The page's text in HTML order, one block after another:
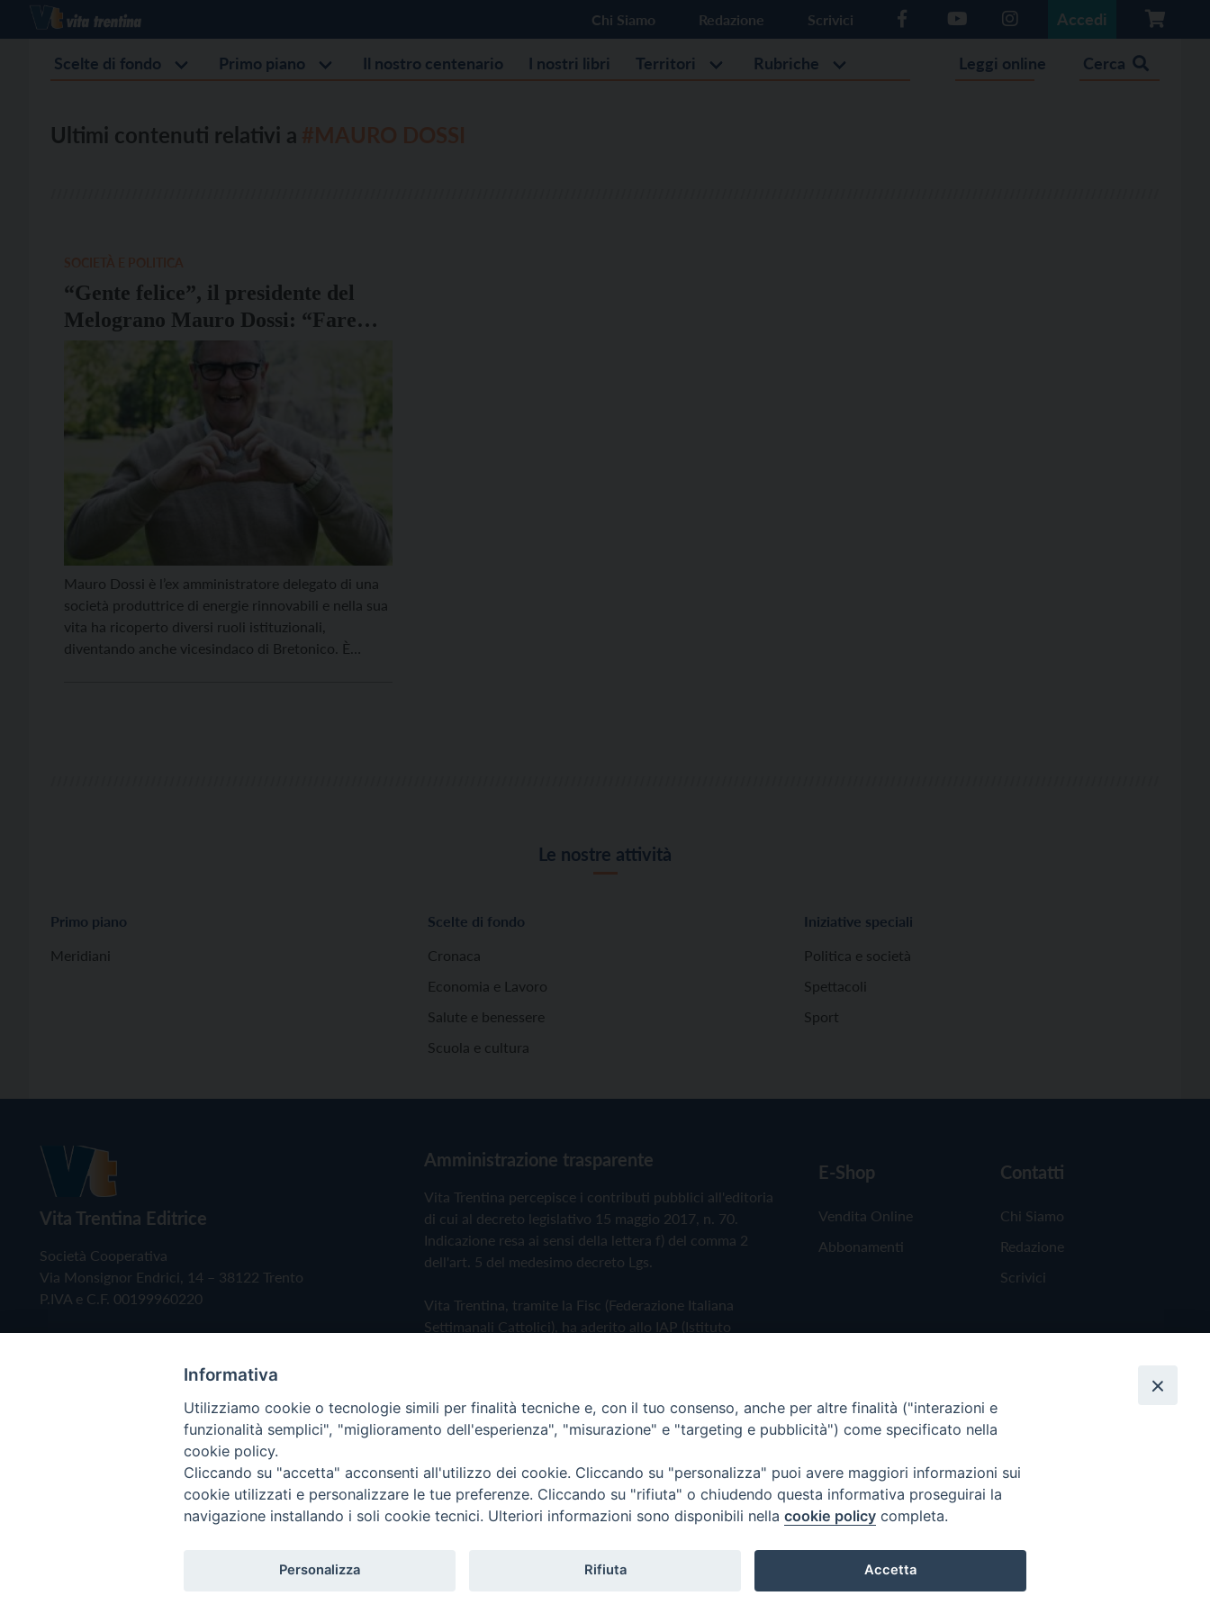
Chi Siamo Redazione Scrivici Accedi
Scelte di fondo Primo piano Il nostro centenario I nostri libri Territori Rubriche Leggi online Cerca
Ultimi contenuti relativi a
“Gente felice”, il presidente del
Melograno Mauro Dossi: “Fare
volontariato mi fa vivere in modo
diverso, ma possibile”
Mauro Dossi è l’ex amministratore delegato di una
società produttrice di energie rinnovabili e nella sua
vita ha ricoperto diversi ruoli istituzionali,
diventando anche vicesindaco di Bretonico. È
Le nostre attività
Primo piano
Meridiani
Scelte di fondo
Cronaca
Economia e Lavoro
Salute e benessere
Scuola e cultura
Iniziative speciali
Politica e società
Spettacoli
Sport
Vita Trentina Editrice
Società Cooperativa
Via Monsignor Endrici, 14 – 38122 Trento
P.IVA e C.F. 00199960220
Amministrazione trasparente
Vita Trentina percepisce i contributi pubblici all'editoria
di cui al decreto legislativo 15 maggio 2017, n. 70.
Indicazione resa ai sensi della lettera f) del comma 2
dell'art. 5 del medesimo decreto Lgs.
Vita Trentina, tramite la Fisc (Federazione Italiana
Settimanali Cattolici), ha aderito allo IAP (Istituto
Privacy Policy Cookie Policy
E-Shop
Vendita Online
Abbonamenti
Contatti
Chi Siamo
Redazione
Scrivici
Copyright © 2019 - Tutti i diritti riservati - Vita Trentina Editrice
Informativa
Utilizziamo cookie o tecnologie simili per finalità tecniche e, con il tuo consenso, anche per altre finalità ("interazioni e
funzionalità semplici", "miglioramento dell'esperienza", "misurazione" e "targeting e pubblicità") come specificato nella
cookie policy.
Cliccando su "accetta" acconsenti all'utilizzo dei cookie. Cliccando su "personalizza" puoi avere maggiori informazioni sui
cookie utilizzati e personalizzare le tue preferenze. Cliccando su "rifiuta" o chiudendo questa informativa proseguirai la
navigazione installando i soli cookie tecnici. Ulteriori informazioni sono disponibili nella cookie policy completa.
Personalizza Rifiuta Accetta